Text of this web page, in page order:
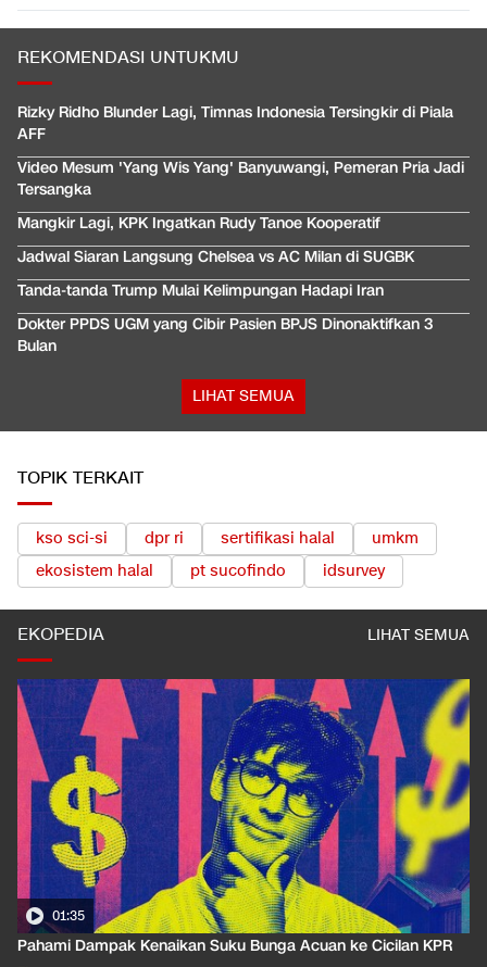
REKOMENDASI UNTUKMU
Rizky Ridho Blunder Lagi, Timnas Indonesia Tersingkir di Piala
AFF
Video Mesum 'Yang Wis Yang' Banyuwangi, Pemeran Pria Jadi
Tersangka
Mangkir Lagi, KPK Ingatkan Rudy Tanoe Kooperatif
Jadwal Siaran Langsung Chelsea vs AC Milan di SUGBK
Tanda-tanda Trump Mulai Kelimpungan Hadapi Iran
Dokter PPDS UGM yang Cibir Pasien BPJS Dinonaktifkan 3
Bulan
LIHAT SEMUA
TOPIK TERKAIT
kso sci-si dpr ri sertifikasi halal
umkm
ekosistem halal
pt sucofindo idsurvey
EKOPEDIA LIHAT SEMUA
01:35
Pahami Dampak Kenaikan Suku Bunga Acuan ke Cicilan KPR